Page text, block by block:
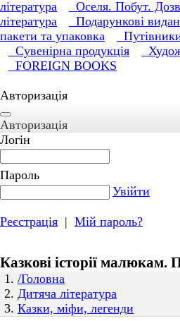
література
Оселя. Побут.
література
Подарункові
пакети та упаковка
Сувенірна продукція
FOREIGN BOOKS
Авторизація
Авторизація
Логін
Пароль
Увійти
Реєстрація | Мій пароль?
Казкові історії малюкам.
/Головна
Дитяча література
Казки, міфи, легенди